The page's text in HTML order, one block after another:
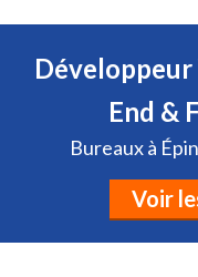
Développeur
End &
Bureaux à
Voir